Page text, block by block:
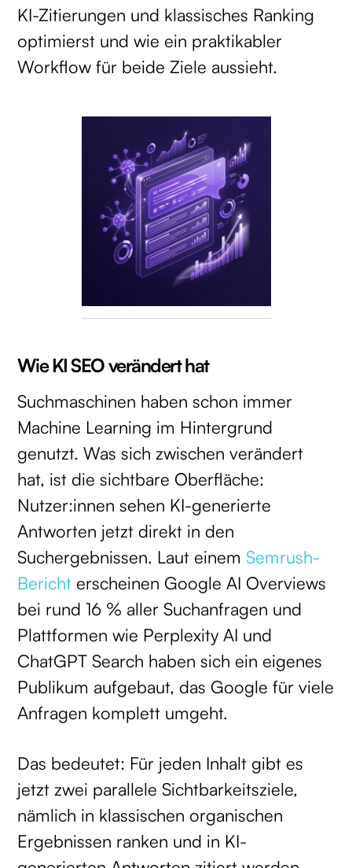
KI-Zitierungen und klassisches Ranking
optimierst und wie ein praktikabler
Workflow für beide Ziele aussieht.
Wie KI SEO verändert hat
Suchmaschinen haben schon immer
Machine Learning im Hintergrund
genutzt. Was sich zwischen verändert
hat, ist die sichtbare Oberfläche:
Nutzer:innen sehen KI-generierte
Antworten jetzt direkt in den
Suchergebnissen. Laut einem Semrush-
Bericht erscheinen Google AI Overviews
bei rund 16 % aller Suchanfragen und
Plattformen wie Perplexity AI und
ChatGPT Search haben sich ein eigenes
Publikum aufgebaut, das Google für viele
Anfragen komplett umgeht.
Das bedeutet: Für jeden Inhalt gibt es
jetzt zwei parallele Sichtbarkeitsziele,
nämlich in klassischen organischen
Ergebnissen ranken und in KI-